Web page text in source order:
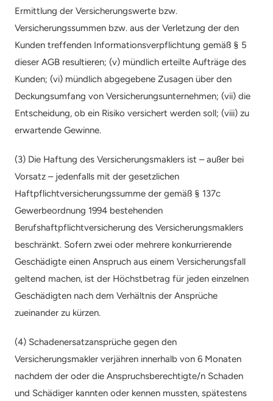
Ermittlung der Versicherungswerte bzw.
Versicherungssummen bzw. aus der Verletzung der den
Kunden treffenden Informationsverpflichtung gemäß § 5
dieser AGB resultieren; (v) mündlich erteilte Aufträge des
Kunden; (vi) mündlich abgegebene Zusagen über den
Deckungsumfang von Versicherungsunternehmen; (vii) die
Entscheidung, ob ein Risiko versichert werden soll; (viii) zu
erwartende Gewinne.
(3) Die Haftung des Versicherungsmaklers ist – außer bei
Vorsatz – jedenfalls mit der gesetzlichen
Haftpflichtversicherungssumme der gemäß § 137c
Gewerbeordnung 1994 bestehenden
Berufshaftpflichtversicherung des Versicherungsmaklers
beschränkt. Sofern zwei oder mehrere konkurrierende
Geschädigte einen Anspruch aus einem Versicherungsfall
geltend machen, ist der Höchstbetrag für jeden einzelnen
Geschädigten nach dem Verhältnis der Ansprüche
zueinander zu kürzen.
(4) Schadenersatzansprüche gegen den
Versicherungsmakler verjähren innerhalb von 6 Monaten
nachdem der oder die Anspruchsberechtigte/n Schaden
und Schädiger kannten oder kennen mussten, spätestens